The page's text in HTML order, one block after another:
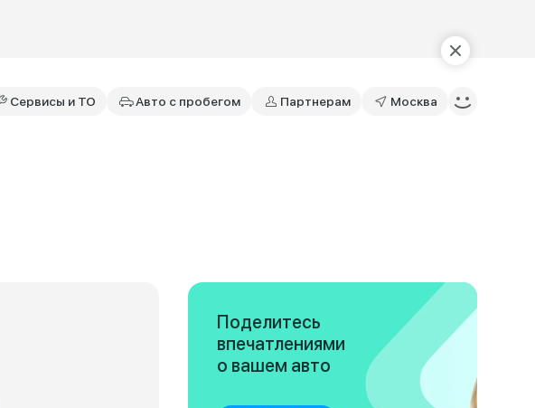
Сервисы и ТО Авто с пробегом Партнерам Москва
Поделитесь
впечатлениями
о вашем авто